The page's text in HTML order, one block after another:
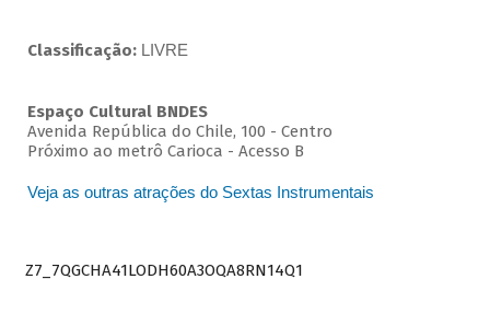
Classificação: LIVRE
Espaço Cultural BNDES
Avenida República do Chile, 100 - Centro
Próximo ao metrô Carioca - Acesso B
Veja as outras atrações do Sextas Instrumentais
Z7_7QGCHA41LODH60A3OQA8RN14Q1